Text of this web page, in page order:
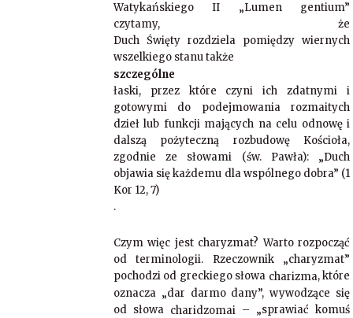
Watykańskiego II „Lumen gentium”
czytamy, że
Duch Święty rozdziela pomiędzy wiernych
wszelkiego stanu także
szczególne
łaski, przez które czyni ich zdatnymi i
gotowymi do podejmowania rozmaitych
dzieł lub funkcji mających na celu odnowę i
dalszą pożyteczną rozbudowę Kościoła,
zgodnie ze słowami (św. Pawła): „Duch
objawia się każdemu dla wspólnego dobra” (1
Kor 12, 7)
.
Czym więc jest charyzmat? Warto rozpocząć
od terminologii. Rzeczownik „charyzmat”
pochodzi od greckiego słowa charizma, które
oznacza „dar darmo dany”, wywodzące się
od słowa charidzomai – „sprawiać komuś